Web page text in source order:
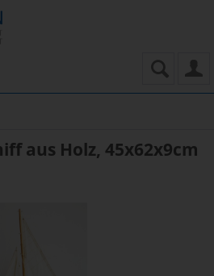
aus Holz, 45x62x9cm